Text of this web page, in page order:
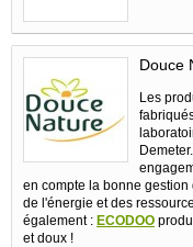
Douce
Les
en compte la bonne
de l'énergie et des
également : ECODOO
et doux !